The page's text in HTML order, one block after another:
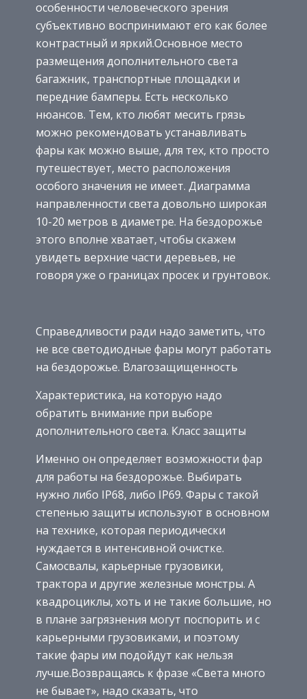
особенности человеческого зрения
субъективно воспринимают его как более
контрастный и яркий.Основное место
размещения дополнительного света
багажник, транспортные площадки и
передние бамперы. Есть несколько
нюансов. Тем, кто любят месить грязь
можно рекомендовать устанавливать
фары как можно выше, для тех, кто просто
путешествует, место расположения
особого значения не имеет. Диаграмма
направленности света довольно широкая
10-20 метров в диаметре. На бездорожье
этого вполне хватает, чтобы скажем
увидеть верхние части деревьев, не
говоря уже о границах просек и грунтовок.
Справедливости ради надо заметить, что
не все светодиодные фары могут работать
на бездорожье. Влагозащищенность
Характеристика, на которую надо
обратить внимание при выборе
дополнительного света. Класс защиты
Именно он определяет возможности фар
для работы на бездорожье. Выбирать
нужно либо IP68, либо IP69. Фары с такой
степенью защиты используют в основном
на технике, которая периодически
нуждается в интенсивной очистке.
Самосвалы, карьерные грузовики,
трактора и другие железные монстры. А
квадроциклы, хоть и не такие большие, но
в плане загрязнения могут поспорить и с
карьерными грузовиками, и поэтому
такие фары им подойдут как нельзя
лучше.Возвращаясь к фразе «Света много
не бывает», надо сказать, что